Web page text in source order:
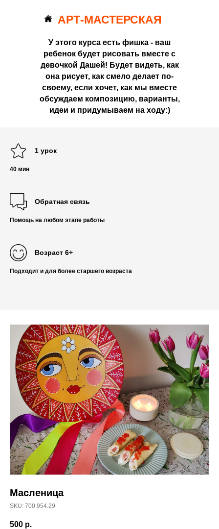
АРТ-МАСТЕРСКАЯ
У этого курса есть фишка - ваш
ребенок будет рисовать вместе с
девочкой Дашей! Будет видеть, как
она рисует, как смело делает по-
своему, если хочет, как мы вместе
обсуждаем композицию, варианты,
идеи и придумываем на ходу:)
1 урок
40 мин
Обратная связь
Помощь на любом этапе работы
Возраст 6+
Подходит и для более старшего возраста
Масленица
SKU: 700.954.29
500 р.